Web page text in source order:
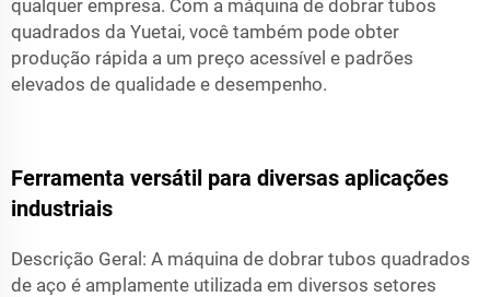
qualquer empresa. Com a máquina de dobrar tubos
quadrados da Yuetai, você também pode obter
produção rápida a um preço acessível e padrões
elevados de qualidade e desempenho.
Ferramenta versátil para diversas aplicações
industriais
Descrição Geral: A máquina de dobrar tubos quadrados
de aço é amplamente utilizada em diversos setores